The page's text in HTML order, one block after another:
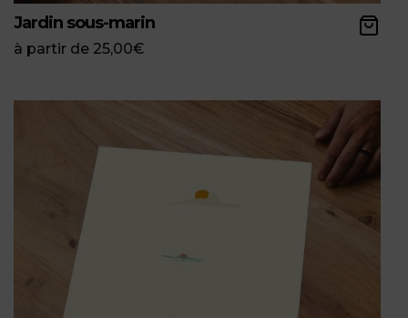
Jardin sous-marin
à partir de 25,00€